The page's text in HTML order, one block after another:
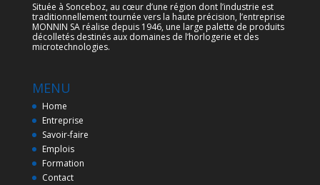
Située à Sonceboz, au cœur d’une région dont l’industrie est
traditionnellement tournée vers la haute précision, l’entreprise
MONNIN SA réalise depuis 1946, une large palette de produits
décolletés destinés aux domaines de l’horlogerie et des
microtechnologies.
MENU
Home
Entreprise
Savoir-faire
Emplois
Formation
Contact